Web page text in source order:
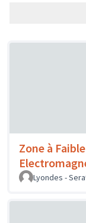
Zone à
Lyondes - Sera